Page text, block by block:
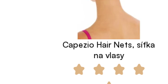
Capezio Hair Nets, síťka
na vlasy